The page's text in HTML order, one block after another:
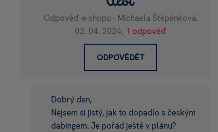
Odpověď e-shopu - Michaela Štěpánková,
02. 04. 2024, 1 odpověď
ODPOVĚDĚT
Dobrý den,
Nejsem si jistý, jak to dopadlo s českým
dabingem. Je pořád ještě v plánu?